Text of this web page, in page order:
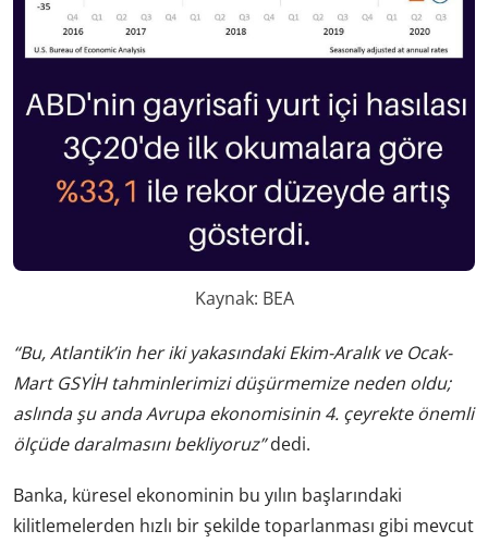
Kaynak: BEA
“Bu, Atlantik’in her iki yakasındaki Ekim-Aralık ve Ocak-
Mart GSYİH tahminlerimizi düşürmemize neden oldu;
aslında şu anda Avrupa ekonomisinin 4. çeyrekte önemli
ölçüde daralmasını bekliyoruz”dedi.
Banka, küresel ekonominin bu yılın başlarındaki
kilitlemelerden hızlı bir şekilde toparlanması gibi mevcut